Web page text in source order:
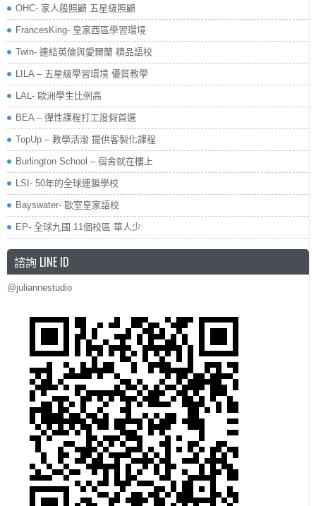
OHC- 家人般照顧 五星級照顧
FrancesKing- 皇家西區學習環境
Twin- 連結英倫與愛爾蘭 精品語校
LILA – 五星級學習環境 優質教學
LAL- 歐洲學生比例高
BEA – 彈性課程打工度假首選
TopUp – 教學活潑 提供客製化課程
Burlington School – 宿舍就在樓上
LSI- 50年的全球連鎖學校
Bayswater- 歐室皇家語校
EP- 全球九國 11個校區 華人少
諮詢 LINE ID
@juliannestudio